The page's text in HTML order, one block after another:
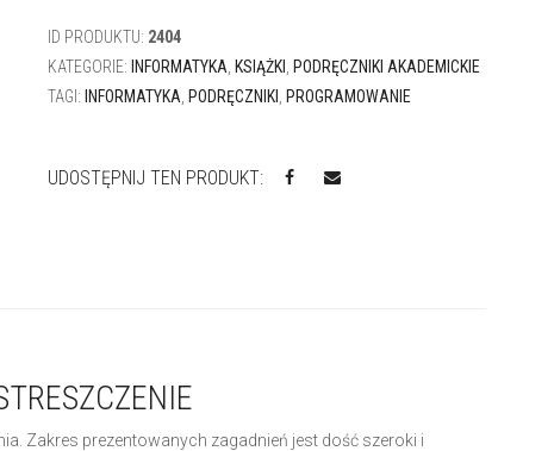
ID PRODUKTU: 2404
KATEGORIE: INFORMATYKA KSIĄŻKI
PODRĘCZNIKI AKADEMICKIE
TAGI: INFORMATYKA PODRĘCZNIKI PROGRAMOWANIE
UDOSTĘPNIJ TEN PRODUKT:
Zakres prezentowanych zagadnień jest dość szeroki i